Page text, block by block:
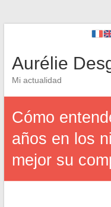
Aurélie
Mi actualidad
Cómo
años en los
mejor su